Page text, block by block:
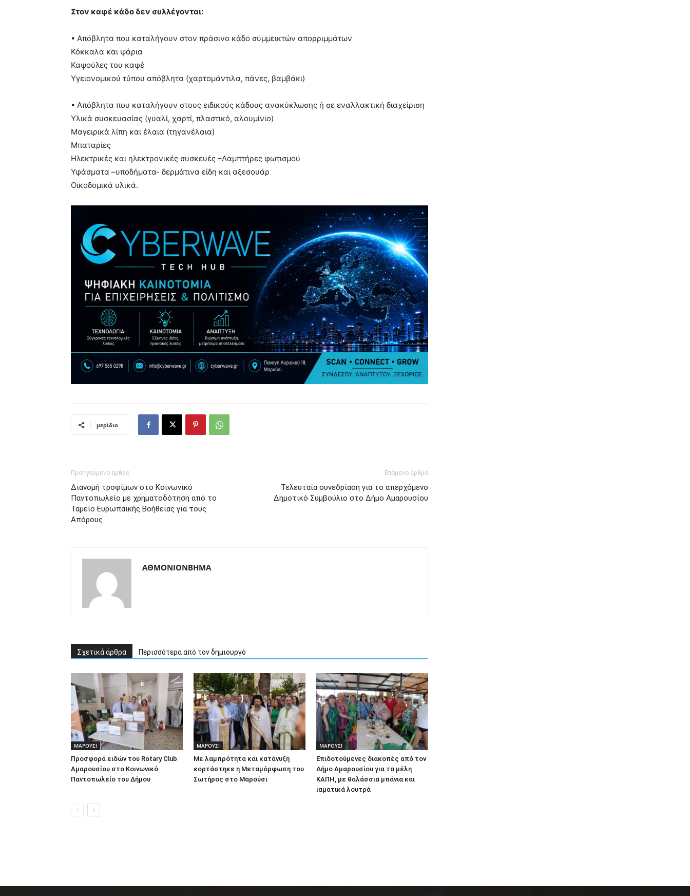
Στον καφέ κάδο δεν συλλέγονται:
• Απόβλητα που καταλήγουν στον πράσινο κάδο σύμμεικτών απορριμμάτων
Κόκκαλα και ψάρια
Καψούλες του καφέ
Υγειονομικού τύπου απόβλητα (χαρτομάντιλα, πάνες, βαμβάκι)
• Απόβλητα που καταλήγουν στους ειδικούς κάδους ανακύκλωσης ή σε εναλλακτική διαχείριση
Υλικά συσκευασίας (γυαλί, χαρτί, πλαστικό, αλουμίνιο)
Μαγειρικά λίπη και έλαια (τηγανέλαια)
Μπαταρίες
Ηλεκτρικές και ηλεκτρονικές συσκευές –Λαμπτήρες φωτισμού
Υφάσματα –υποδήματα- δερμάτινα είδη και αξεσουάρ
Οικοδομικά υλικά.
μερίδιο
Προηγούμενο άρθρο
Διανομή τροφίμων στο Κοινωνικό
Παντοπωλείο με χρηματοδότηση από το
Ταμείο Ευρωπαϊκής Βοήθειας για τους
Απόρους
Επόμενο άρθρο
Τελευταία συνεδρίαση για το απερχόμενο
Δημοτικό Συμβούλιο στο Δήμο Αμαρουσίου
ΑΘΜΟΝΙΟΝΒΗΜΑ
Σχετικά άρθρα Περισσότερα από τον δημιουργό
ΜΑΡΟΥΣΙ
Προσφορά ειδών του Rotary Club
Αμαρουσίου στο Κοινωνικό
Παντοπωλείο του Δήμου
ΜΑΡΟΥΣΙ
Με λαμπρότητα και κατάνυξη
εορτάστηκε η Μεταμόρφωση του
Σωτήρος στο Μαρούσι
ΜΑΡΟΥΣΙ
Επιδοτούμενες διακοπές από τον
Δήμο Αμαρουσίου για τα μέλη
ΚΑΠΗ, με θαλάσσια μπάνια και
ιαματικά λουτρά